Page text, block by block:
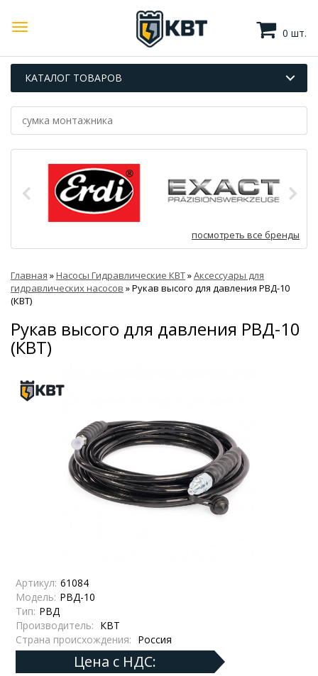
0 шт.
КАТАЛОГ ТОВАРОВ
посмотреть все бренды
Главная »Насосы Гидравлические КВТ»Аксессуары для
гидравлических насосов »Рукав высого для давления РВД-10
(КВТ)
Рукав высого для давления РВД-10
(КВТ)
Артикул: 61084
Модель: РВД-10
Тип: РВД
Производитель: КВТ
Страна происхождения: Россия
Цена с НДС: